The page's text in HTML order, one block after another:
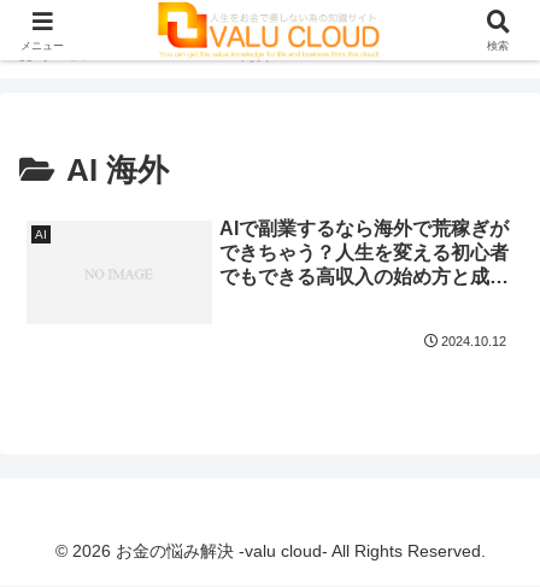
ホーム AI AI 海外
AI 海外
AI
AIで副業するなら海外で荒稼ぎが
できちゃう？人生を変える初心者
でもできる高収入の始め方と成功
2024.10.12
© 2026 お金の悩み解決 -valu cloud- All Rights Reserved.
メニュー 検索